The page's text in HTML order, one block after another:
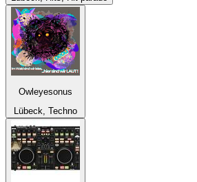
Owleyesonus
Lübeck, Techno